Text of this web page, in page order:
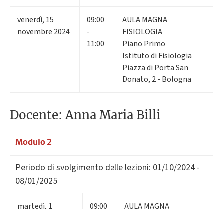
venerdì, 15
novembre 2024
09:00
-
11:00
AULA MAGNA
FISIOLOGIA
Piano Primo
Istituto di Fisiologia
Piazza di Porta San
Donato, 2 - Bologna
Docente: Anna Maria Billi
Modulo 2
Periodo di svolgimento delle lezioni: 01/10/2024 -
08/01/2025
martedì, 1
09:00
AULA MAGNA